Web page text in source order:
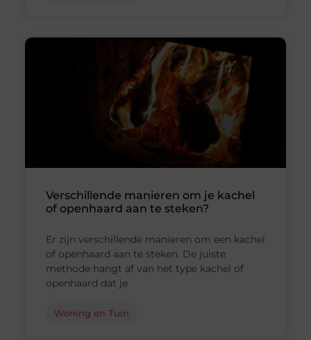
Verschillende manieren om je kachel
of openhaard aan te steken?
Er zijn verschillende manieren om een kachel
of openhaard aan te steken. De juiste
methode hangt af van het type kachel of
openhaard dat je
Woning en Tuin